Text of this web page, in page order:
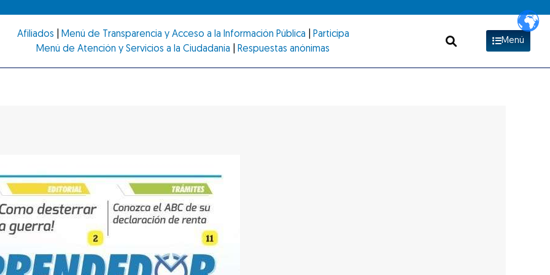
Afiliados Menú de Transparencia y Acceso a la Información Pública
Participa
Menú de Atención y Servicios a la Ciudadanía
Respuestas anónimas
Menú